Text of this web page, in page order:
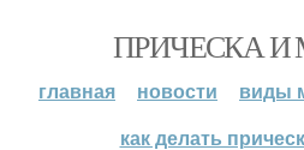
ПРИЧЕСКА
главная новости
виды
как делать